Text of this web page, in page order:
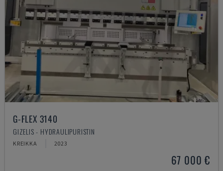
G-FLEX 3140
GIZELIS - HYDRAULIPURISTIN
KREIKKA 2023
67 000 €